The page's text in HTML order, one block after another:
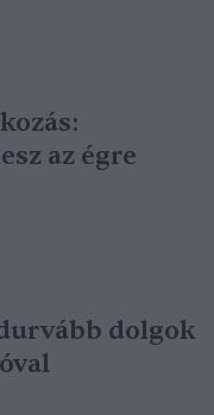
az égre
dolgok